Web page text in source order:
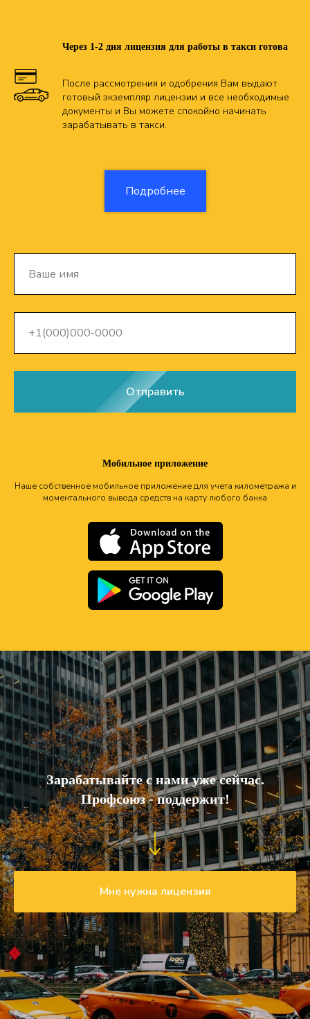
Через 1-2 дня лицензия для работы в такси готова
После рассмотрения и одобрения Вам выдают
готовый экземпляр лицензии и все необходимые
документы и Вы можете спокойно начинать
зарабатывать в такси.
Подробнее
Отправить
Мобильное приложение
Наше собственное мобильное приложение для учета километража и
моментального вывода средств на карту любого банка
Зарабатывайте с нами уже сейчас.
Профсоюз - поддержит!
Мне нужна лицензия